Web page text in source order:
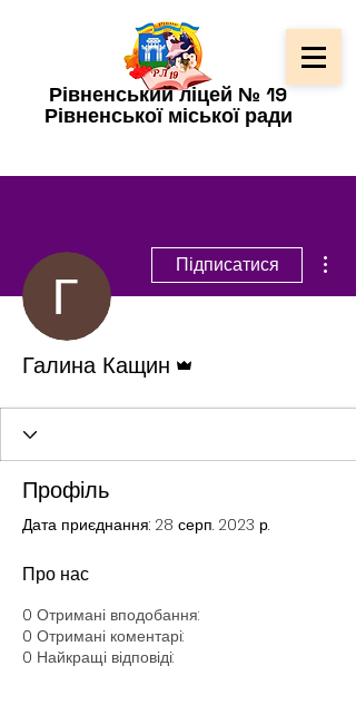
Рівненський ліцей № 19
Рівненської міської ради
Підписатися
Галина Кащин
Профіль
Дата приєднання: 28 серп. 2023 р.
Про нас
0 Отримані вподобання:
0 Отримані коментарі:
0 Найкращі відповіді: